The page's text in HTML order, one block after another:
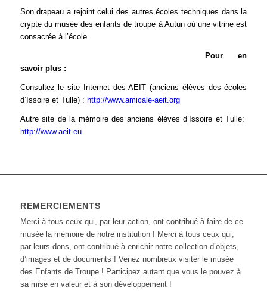
Son drapeau a rejoint celui des autres écoles techniques dans la
crypte du musée des enfants de troupe à Autun où une vitrine est
consacrée à l’école.
Pour en
savoir plus :
Consultez le site Internet des AEIT (anciens élèves des écoles
d’Issoire et Tulle) : http://www.amicale-aeit.org
Autre site de la mémoire des anciens élèves d’Issoire et Tulle:
http://www.aeit.eu
REMERCIEMENTS
Merci à tous ceux qui, par leur action, ont contribué à faire de ce
musée la mémoire de notre institution ! Merci à tous ceux qui,
par leurs dons, ont contribué à enrichir notre collection d’objets,
d’images et de documents ! Venez nombreux visiter le musée
des Enfants de Troupe ! Participez autant que vous le pouvez à
sa mise en valeur et à son développement !